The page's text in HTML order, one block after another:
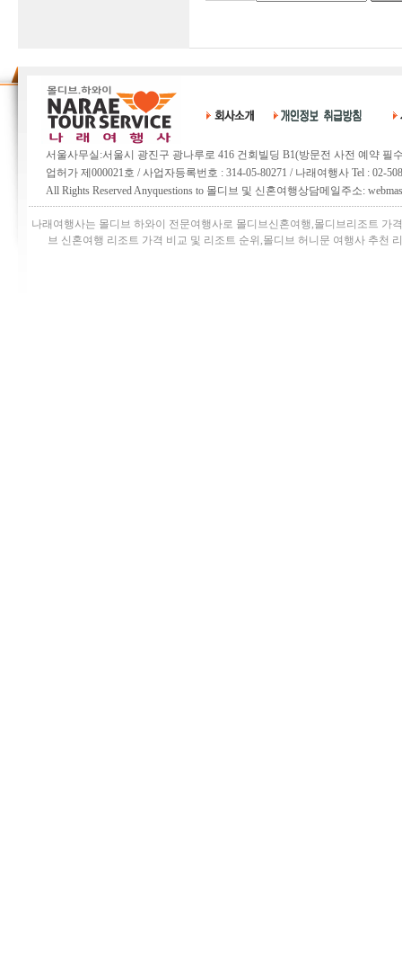
서울사무실:서울시 광진구 광나루로 416 건회빌딩 B1(방문전 사전 예약
업허가 제000021호 / 사업자등록번호 : 314-05-80271 / 나래여행사 Tel :
All Rights Reserved Anyquestions to 몰디브 및 신혼여행상담메일주소:
나래여행사는 몰디브 하와이 전문여행사로 몰디브신혼여행,몰디브리조트 가
브 신혼여행 리조트 가격 비교 및 리조트 순위,몰디브 허니문 여행사 추천